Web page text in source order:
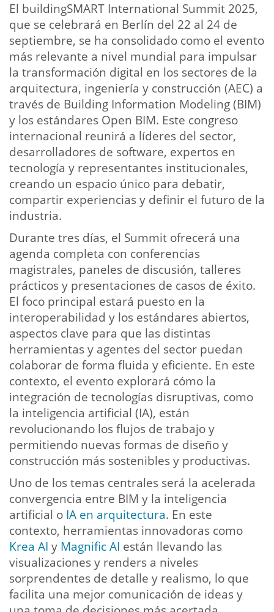
El buildingSMART International Summit 2025,
que se celebrará en Berlín del 22 al 24 de
septiembre, se ha consolidado como el evento
más relevante a nivel mundial para impulsar
la transformación digital en los sectores de la
arquitectura, ingeniería y construcción (AEC) a
través de Building Information Modeling (BIM)
y los estándares Open BIM. Este congreso
internacional reunirá a líderes del sector,
desarrolladores de software, expertos en
tecnología y representantes institucionales,
creando un espacio único para debatir,
compartir experiencias y definir el futuro de la
industria.
Durante tres días, el Summit ofrecerá una
agenda completa con conferencias
magistrales, paneles de discusión, talleres
prácticos y presentaciones de casos de éxito.
El foco principal estará puesto en la
interoperabilidad y los estándares abiertos,
aspectos clave para que las distintas
herramientas y agentes del sector puedan
colaborar de forma fluida y eficiente. En este
contexto, el evento explorará cómo la
integración de tecnologías disruptivas, como
la inteligencia artificial (IA), están
revolucionando los flujos de trabajo y
permitiendo nuevas formas de diseño y
construcción más sostenibles y productivas.
Uno de los temas centrales será la acelerada
convergencia entre BIM y la inteligencia
artificial o IA en arquitectura. En este
contexto, herramientas innovadoras como
Krea AI y Magnific AI están llevando las
visualizaciones y renders a niveles
sorprendentes de detalle y realismo, lo que
facilita una mejor comunicación de ideas y